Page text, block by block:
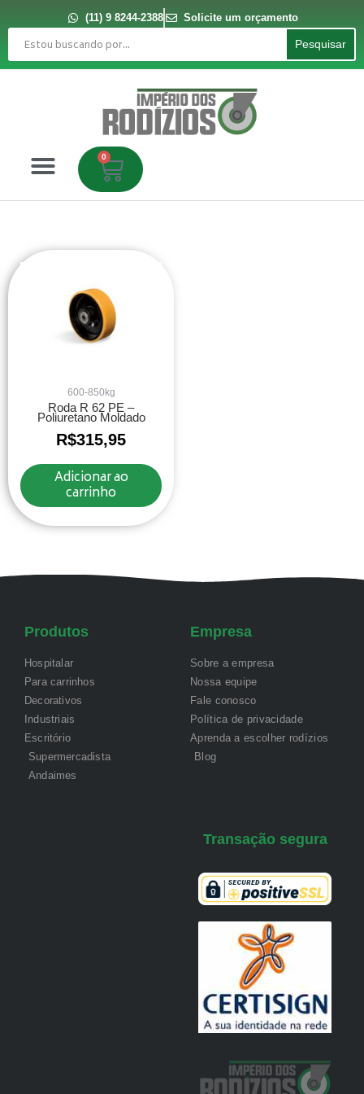
conteúdo
(11) 9 8244-2388
Solicite um orçamento
Pesquisar
Pesquisar
0
Carrinho
600-850kg
Roda R 62 PE –
Poliuretano Moldado
R$315,95
Adicionar ao
carrinho
Produtos
Hospitalar
Para carrinhos
Decorativos
Industriais
Escritório
Supermercadista
Andaimes
Empresa
Sobre a empresa
Nossa equipe
Fale conosco
Política de privacidade
Aprenda a escolher rodízios
Blog
Transação segura